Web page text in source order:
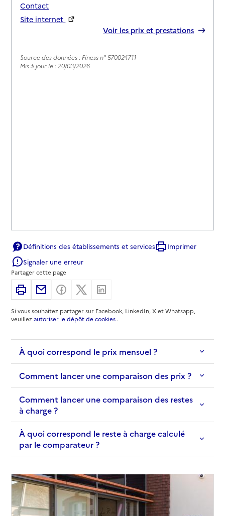
Contact
Site internet
Voir les prix et prestations
Source des données : Finess n° 570024711
Mis à jour le : 20/03/2026
Définitions des établissements et services
Imprimer
Signaler une erreur
Partager cette page
ImprimerPartager par email
Partager sur Facebook
Partager sur X
Si vous souhaitez partager sur Facebook, LinkedIn, X et Whatsapp,
veuillezautoriser le dépôt de cookies .
À quoi correspond le prix mensuel ?
Comment lancer une comparaison des prix ?
Comment lancer une comparaison des restes
à charge ?
À quoi correspond le reste à charge calculé
par le comparateur ?